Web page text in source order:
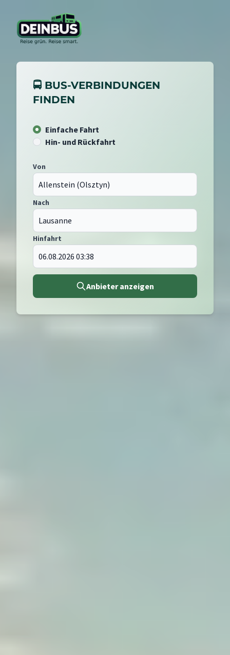
🚍 BUS-VERBINDUNGEN
FINDEN
Einfache Fahrt
Hin- und Rückfahrt
Von
Nach
Hinfahrt
Anbieter anzeigen